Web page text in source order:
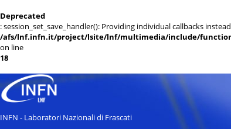
Deprecated
: session_set_save_handler(): Providing individual callbacks
/afs/lnf.infn.it/project/lsite/lnf/multimedia/include/
on line
18
INFN - Laboratori Nazionali di Frascati